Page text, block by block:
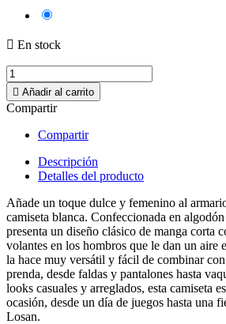
 En stock
 Añadir al carrito
Compartir
Compartir
Descripción
Detalles del producto
Añade un toque dulce y femenino al
camiseta blanca. Confeccionada en algodón
presenta un diseño clásico de manga corta
volantes en los hombros que le dan un aire
la hace muy versátil y fácil de combinar
prenda, desde faldas y pantalones hasta
looks casuales y arreglados, esta camiseta
ocasión, desde un día de juegos hasta una
Losan.